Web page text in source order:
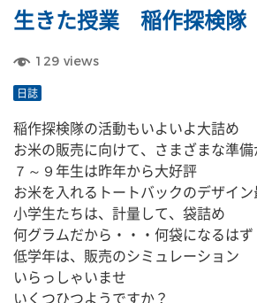
生きた授業 稲作探検
129 views
日誌
稲作探検隊の活動もいよいよ大詰め
お米の販売に向けて、さまざまな準備
７～９年生は昨年から大好評
お米を入れるトートバックのデザイ
小学生たちは、計量して、袋詰め
何グラムだから・・・何袋になるはず
低学年は、販売のシミュレーション
いらっしゃいませ
いくつひつようですか？